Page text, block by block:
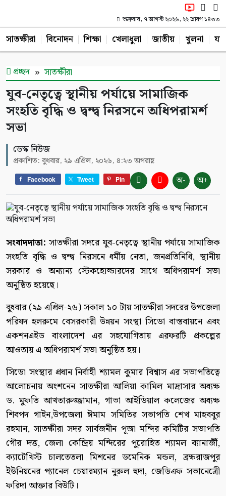
শুক্রবার, ৭ আগস্ট ২০২৬, ২২ শ্রাবণ ১৪৩৩
সাতক্ষীরা বিনোদন শিক্ষা খেলাধুলা জাতীয় খুলনা
প্রচ্ছদ সাতক্ষীরা
যুব-নেতৃত্বে স্থানীয় পর্যায়ে সামাজিক
সংহতি বৃদ্ধি ও দ্বন্দ্ব নিরসনে অধিপরামর্শ
সভা
ডেস্ক নিউজ
প্রকাশিত: বুধবার, ২৯ এপ্রিল, ২০২৬, ৪:২৩ অপরাহ্ণ
Facebook Tweet Pin অ- অ+
সংবাদদাতা: সাতক্ষীরা সদরে যুব-নেতৃত্বে স্থানীয় পর্যায়ে সামাজিক
সংহতি বৃদ্ধি ও দ্বন্দ্ব নিরসনে ধর্মীয় নেতা, জনপ্রতিনিধি, স্থানীয়
সরকার ও অন্যান্য স্টেকহোল্ডারদের সাথে অধিপরামর্শ সভা
অনুষ্ঠিত হয়েছে।
বুধবার (২৯ এপ্রিল-২৬) সকাল ১০ টায় সাতক্ষীরা সদরের উপজেলা
পরিষদ হলরুমে বেসরকারী উন্নয়ন সংস্থা সিডো বাস্তবায়নে এবং
একশনএইড বাংলাদেশ এর সহযোগিতায় এরফরটি প্রকল্পের
আওতায় এ অধিপরামর্শ সভা অনুষ্ঠিত হয়।
সিডো সংস্থার প্রধান নির্বাহী শ্যামল কুমার বিশ্বাস এর সভাপতিত্বে
আলোচনায় অংশনেন সাতক্ষীরা আলিয়া কামিল মাদ্রাসার অধ্যক্ষ
ড. মুফতি আখতারুজ্জামান, গাভা আইডিয়াল কলেজের অধ্যক্ষ
শিবপদ গাইন,উপজেলা ঈমাম সমিতির সভাপতি শেখ মাহববুর
রহমান, সাতক্ষীরা সদর সার্বজনীন পূজা মন্দির কমিটির সভাপতি
গৌর দত্ত, জেলা কেন্দ্রিয় মন্দিরের পুরোহিত শ্যামল ব্যানার্জী,
ক্যাটেখিস্ট চালতেতলা মিশনের ডমেনিক মন্ডল, ব্রক্ষরাজপুর
ইউনিয়নের প্যানেল চেয়ারম্যান নুরুল হুদা, জেডিএফ সভানেত্রেী
ফরিদা আক্তার বিউটি।